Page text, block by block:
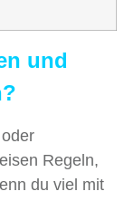
und
Regeln,
du viel mit